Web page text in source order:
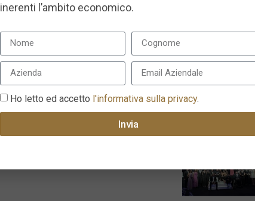
I più recenti
inerenti l’ambito economico.
Ho letto ed accetto l'informativa sulla privacy.
Invia